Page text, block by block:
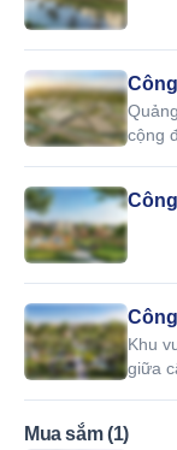
cộng
Khu
giữa
Mua sắm (1)